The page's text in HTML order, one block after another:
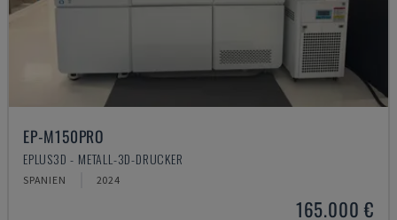
EP-M150PRO
EPLUS3D - METALL-3D-DRUCKER
SPANIEN 2024
165.000 €